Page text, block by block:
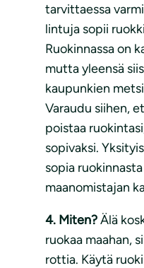
tarvittaessa
lintuja sopii
Ruokinnassa on
mutta yleensä
kaupunkien
Varaudu siihen,
poistaa
sopivaksi.
sopia
maanomistajan
4. Miten?Älä
ruokaa maahan,
rottia. Käytä